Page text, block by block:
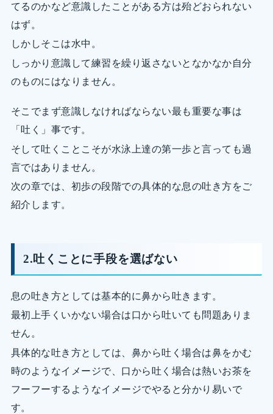
てるのかなど意識したことがある方は殆どおられない
はず。
しかしそこは水中。
しっかり意識して練習を繰り返さないとなかなか自分
のものにはなりません。
そこでまず意識しなければならない最も重要な事は
「吐く」事です。
そして吐くことこそが水泳上達の第一歩と言っても過
言ではありません。
次の章では、初歩の段階での具体的な息の吐き方をご
紹介します。
2.吐くことに手段を選ばない
息の吐き方としては基本的に鼻から吐きます。
最初上手くいかない場合は口から吐いても問題ありま
せん。
具体的な吐き方としては、鼻から吐く場合は鼻をかむ
時のようなイメージで、口から吐く場合は熱いお茶を
フーフーするようなイメージでやると分かり易いで
す。